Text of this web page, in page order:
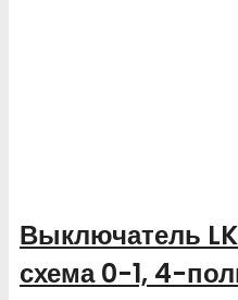
Выключатель
схема 0-1, 4-